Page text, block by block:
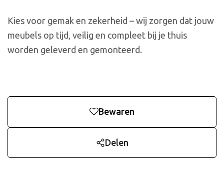
Kies voor gemak en zekerheid – wij zorgen dat jouw
meubels op tijd, veilig en compleet bij je thuis
worden geleverd en gemonteerd.
Bewaren
Delen